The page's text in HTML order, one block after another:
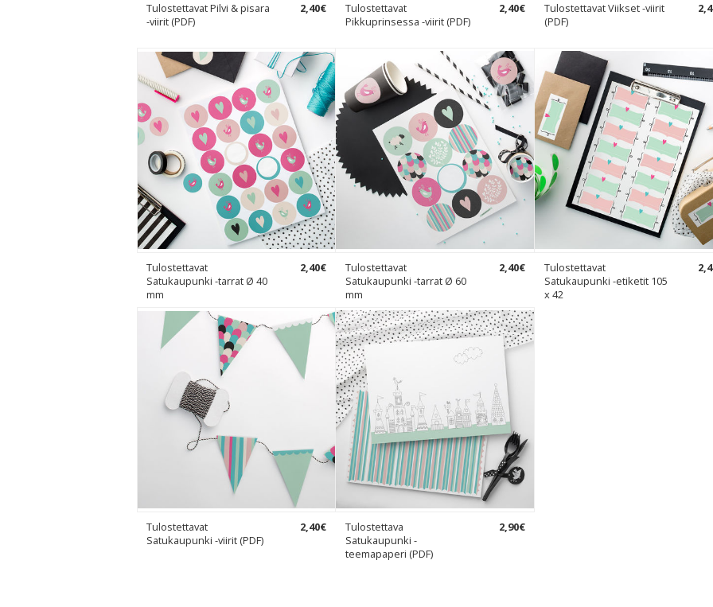
Tulostettavat Pilvi & pisara
-viirit (PDF)
2,40€
Tulostettavat
Pikkuprinsessa -viirit (PDF)
2,40€
Tulostettavat Viikset -viirit
(PDF)
2,
Tulostettavat
Satukaupunki -tarrat Ø 40
mm
2,40€
Tulostettavat
Satukaupunki -tarrat Ø 60
mm
2,40€
Tulostettavat
Satukaupunki -etiketit 105
x 42
2,
Tulostettavat
Satukaupunki -viirit (PDF)
2,40€
Tulostettava
Satukaupunki -
teemapaperi (PDF)
2,90€